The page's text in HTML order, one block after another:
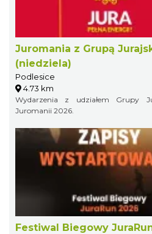
Juromania z Grupą
(niedziela)
Podlesice
4.73 km
Wydarzenia z udziałem Grupy
Juromanii 2026.
Festiwal Biegowy